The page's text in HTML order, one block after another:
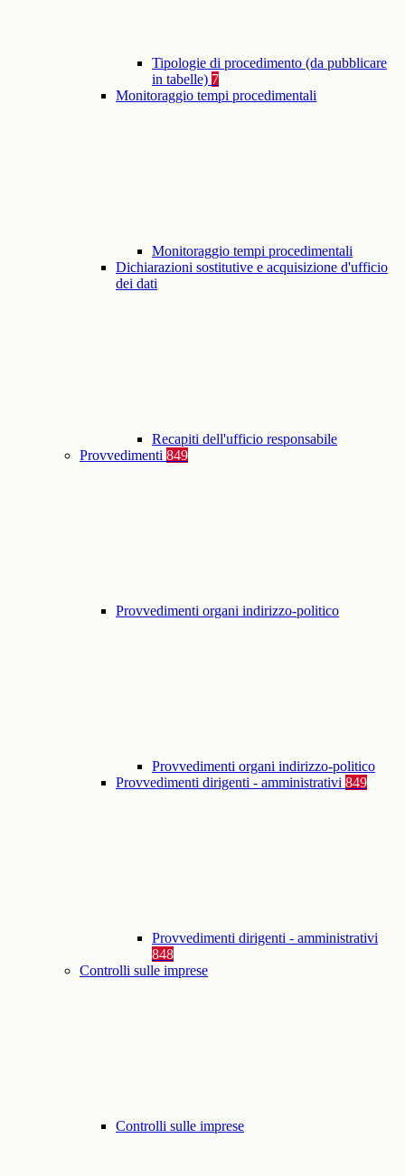
Tipologie di procedimento (da pubblicare
in tabelle) 7
Monitoraggio tempi procedimentali
Monitoraggio tempi procedimentali
Dichiarazioni sostitutive e acquisizione d'ufficio
dei dati
Recapiti dell'ufficio responsabile
Provvedimenti 849
Provvedimenti organi indirizzo-politico
Provvedimenti organi indirizzo-politico
Provvedimenti dirigenti - amministrativi 849
Provvedimenti dirigenti - amministrativi
848
Controlli sulle imprese
Controlli sulle imprese